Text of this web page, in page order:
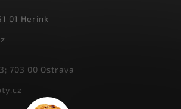
01 Herink
703 00 Ostrava